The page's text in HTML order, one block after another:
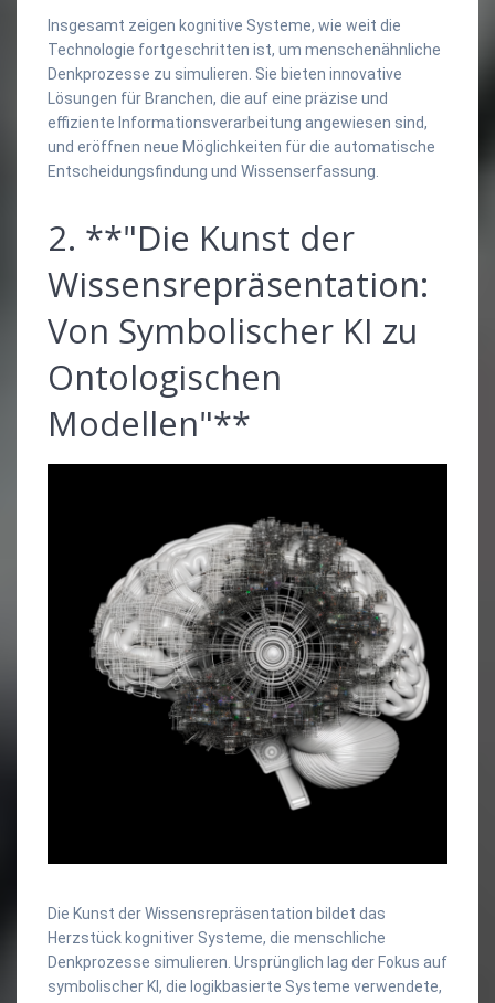
Insgesamt zeigen kognitive Systeme, wie weit die
Technologie fortgeschritten ist, um menschenähnliche
Denkprozesse zu simulieren. Sie bieten innovative
Lösungen für Branchen, die auf eine präzise und
effiziente Informationsverarbeitung angewiesen sind,
und eröffnen neue Möglichkeiten für die automatische
Entscheidungsfindung und Wissenserfassung.
2. **"Die Kunst der
Wissensrepräsentation:
Von Symbolischer KI zu
Ontologischen
Modellen"**
Die Kunst der Wissensrepräsentation bildet das
Herzstück kognitiver Systeme, die menschliche
Denkprozesse simulieren. Ursprünglich lag der Fokus auf
symbolischer KI, die logikbasierte Systeme verwendete,